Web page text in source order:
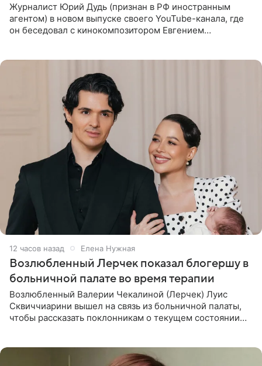
Журналист Юрий Дудь (признан в РФ иностранным
агентом) в новом выпуске своего YouTube-канала, где
он беседовал с кинокомпозитором Евгением
12 часов назад Елена Нужная
Возлюбленный Лерчек показал блогершу в
больничной палате во время терапии
Возлюбленный Валерии Чекалиной (Лерчек) Луис
Сквиччиарини вышел на связь из больничной палаты,
чтобы рассказать поклонникам о текущем состоянии